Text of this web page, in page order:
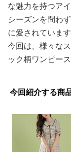
な魅力を持つアイ
シーズンを問わ
に愛されています
今回は、様々な
ック柄ワンピー
今回紹介する商